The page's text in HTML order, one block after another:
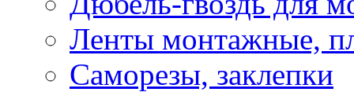
Ленты монтажные,
Саморезы, заклепки